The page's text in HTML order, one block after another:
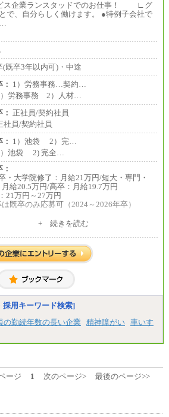
ス企業ランスタッドでのお仕事！ ∟グ
で、自分らしく働けます。 ●特例子会社で
…
(既卒3年以内可)・中途
1）労務事務…契約…
労務事務 2）人材…
正社員/契約社員
社員/契約社員
1）池袋 2）完…
）池袋 2) 完全…
・大学院修了：月給21万円/短大・専門・
給20.5万円/高卒：月給19.7万円
21万円～27万円
既卒のみ応募可（2024～2026年卒）
21万円～25万円+ 続きを読む
採用キーワード検索]
の勤続年数の長い企業 精神障がい 車いす
ージ 1 次のページ> 最後のページ>>